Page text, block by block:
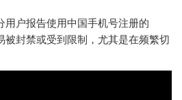
用户报告使用中国手机号注册的
被封禁或受到限制，尤其是在频繁切